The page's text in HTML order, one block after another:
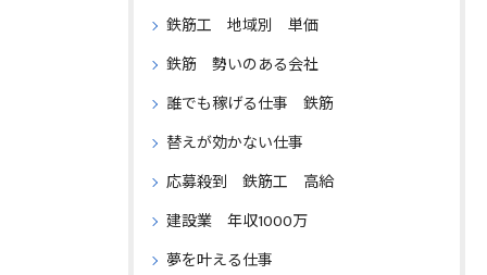
鉄筋工 地域別 単価
鉄筋 勢いのある会社
誰でも稼げる仕事 鉄筋
替えが効かない仕事
応募殺到 鉄筋工 高給
建設業 年収1000万
夢を叶える仕事